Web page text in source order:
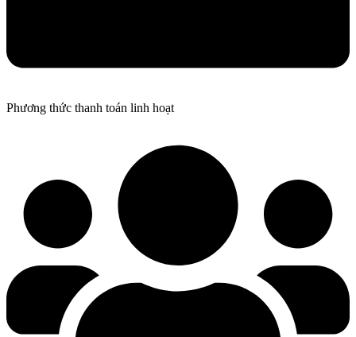
Phương thức thanh toán linh hoạt